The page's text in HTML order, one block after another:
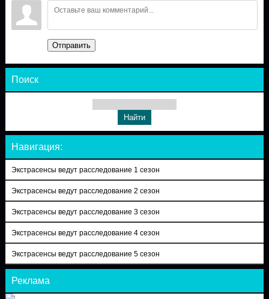
Отправить
Поиск
Навигация:
Экстрасенсы ведут расследование 1 сезон
Экстрасенсы ведут расследование 2 сезон
Экстрасенсы ведут расследование 3 сезон
Экстрасенсы ведут расследование 4 сезон
Экстрасенсы ведут расследование 5 сезон
Реклама